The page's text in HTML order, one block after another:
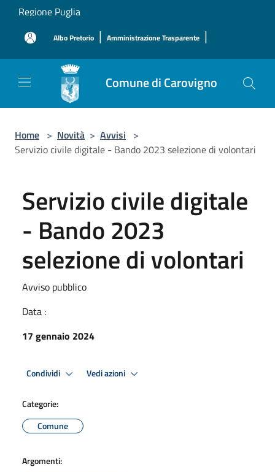
Salta al contenuto principale
Regione Puglia
Albo Pretorio | Amministrazione Trasparente |
Comune di Carovigno
Home > Novità > Avvisi >
Servizio civile digitale - Bando 2023 selezione di volontari
Servizio civile digitale
- Bando 2023
selezione di volontari
Avviso pubblico
Data :
17 gennaio 2024
Condividi Vedi azioni
Categorie:
Comune
Argomenti: